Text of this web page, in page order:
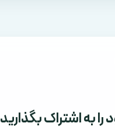
را به اشتراک بگذارید